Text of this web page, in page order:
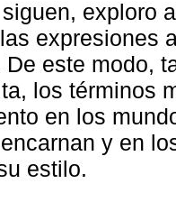
exploro
expresiones
este modo,
los términos
en los
y en
estilo.